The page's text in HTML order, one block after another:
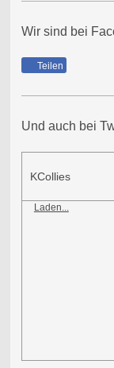
Wir sind bei
Teilen
Und auch bei
KCollies
Laden...